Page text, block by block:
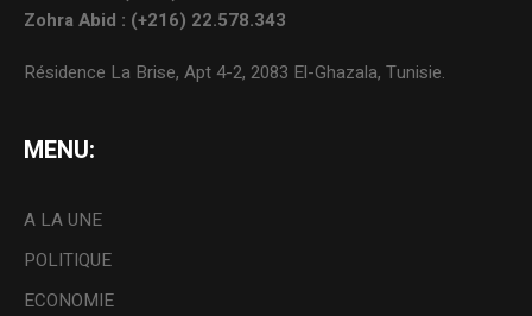
Zohra Abid : (+216) 22.578.343
Résidence La Brise, Apt 4-2, 2083 El-Ghazala, Tunisie.
MENU:
A LA UNE
POLITIQUE
ECONOMIE